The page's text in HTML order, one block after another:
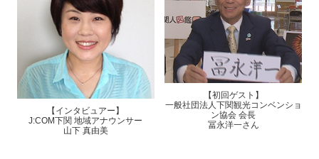
【インタビュアー】
J:COM下関 地域アナウンサー
山下 真由美
【初回ゲスト】
一般社団法人下関観光コンベンショ
ン協会 会長
冨永洋一さん